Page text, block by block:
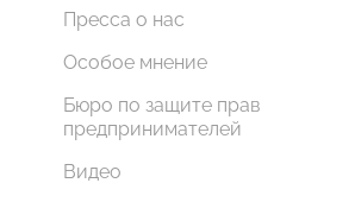
Пресса о нас
Особое мнение
Бюро по защите прав
предпринимателей
Видео